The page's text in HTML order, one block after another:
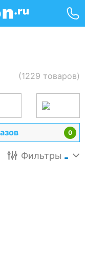
(1229 товаров)
0
Фильтры